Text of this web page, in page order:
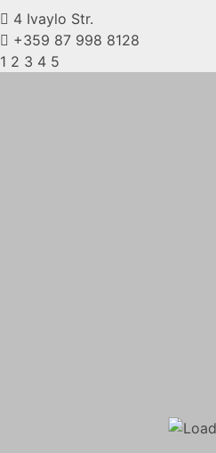
4 Ivaylo Str.
+359 87 998 8128
1 2 3 4 5